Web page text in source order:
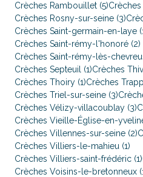
Crèches Rambouillet (5)
Crèches Rosny-sur-seine (3)
Crèches Saint-germain-en-laye
Crèches Saint-rémy-l'honoré (2)
Crèches Saint-rémy-lès-
Crèches Septeuil (1)Crèches
Crèches Thoiry (1)Crèches
Crèches Triel-sur-seine (3)
Crèches Vélizy-villacoublay (3)
Crèches Vieille-Église-en-
Crèches Villennes-sur-seine (2)
Crèches Villiers-le-mahieu (1)
Crèches Villiers-saint-frédéric (1)
Crèches Voisins-le-bretonneux